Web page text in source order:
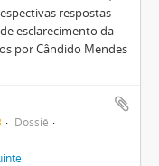
respostas
esclarecimento da
por Cândido Mendes
Dossiê